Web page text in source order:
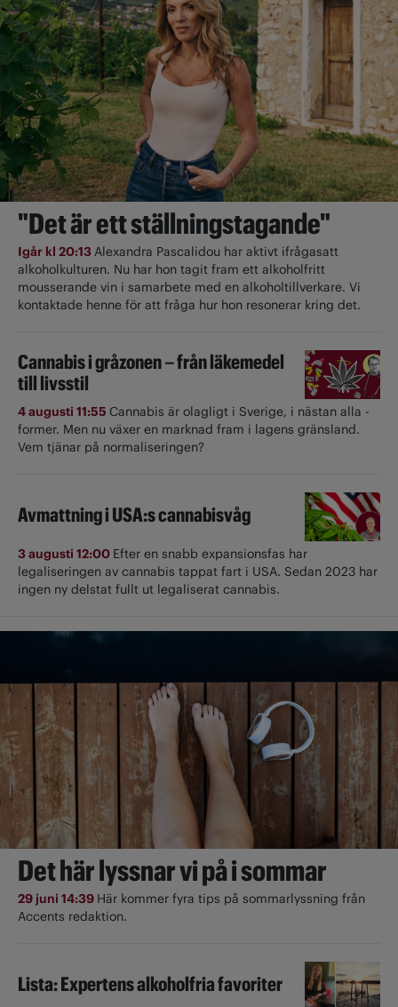
"Det är ett ställningstagande"
Igår kl 20:13Alexandra Pascalidou har aktivt ifrågasatt
alkoholkulturen. Nu har hon tagit fram ett alkoholfritt
mousserande vin i samarbete med en alkoholtillverkare. Vi
kontaktade henne för att fråga hur hon resonerar kring det.
Cannabis i gråzonen – från läkemedel
till livsstil
4 augusti 11:55 Cannabis är olagligt i ­Sverige, i nästan alla ­
former. Men nu växer en marknad fram i lagens gränsland.
Vem tjänar på normaliseringen?
Avmattning i USA:s cannabisvåg
3 augusti 12:00 Efter en snabb expansionsfas har
legaliseringen av cannabis tappat fart i USA. Sedan 2023 har
ingen ny delstat fullt ut ­legaliserat cannabis.
Det här lyssnar vi på i sommar
29 juni 14:39 Här kommer fyra tips på sommarlyssning från
Accents redaktion.
Lista: Expertens alkoholfria favoriter